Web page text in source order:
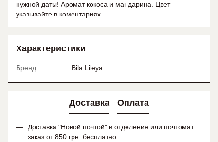
нужной даты! Аромат кокоса и мандарина. Цвет
указывайте в коментариях.
Характеристики
Бренд Bila Lileya
Доставка Оплата
Доставка "Новой почтой" в отделение или почтомат
заказ от 850 грн. бесплатно.